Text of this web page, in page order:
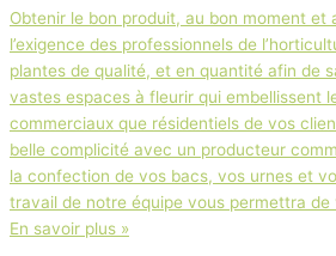
Obtenir le bon produit, au bon moment et
l’exigence des professionnels de
plantes de qualité, et en quantité afin de
vastes espaces à fleurir qui embellissent
commerciaux que résidentiels de vos
belle complicité avec un producteur
la confection de vos bacs, vos urnes et
travail de notre équipe vous permettra de
En savoir plus »